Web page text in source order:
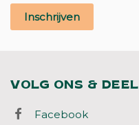
Inschrijven
VOLG ONS & DEEL
Facebook